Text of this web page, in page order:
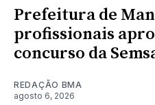
Prefeitura de
profissionais
concurso da
REDAÇÃO BMA
agosto 6, 2026